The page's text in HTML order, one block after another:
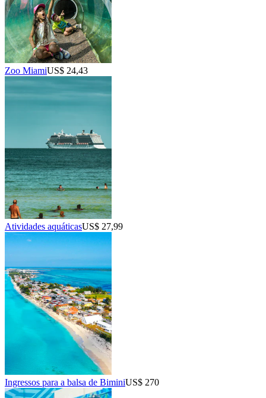
Zoo MiamiUS$ 24,43
Atividades aquáticasUS$ 27,99
Ingressos para a balsa de BiminiUS$ 270